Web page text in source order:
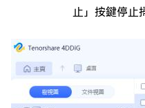
止」按鍵停止